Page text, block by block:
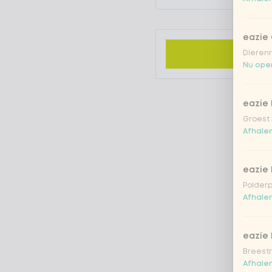
eazie
Nu
eazie
Groest
eazie
eazie